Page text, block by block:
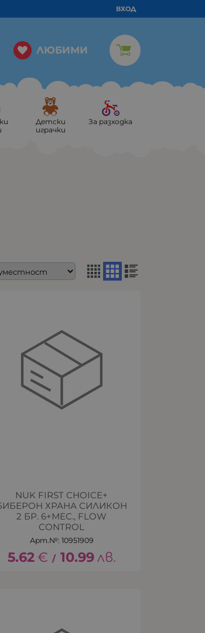
ВХОД
ЛЮБИМИ
Детски
играчки
За разходка
NUK FIRST CHOICE+
ХРАНА СИЛИКОН
2 БР. 6+МЕС., FLOW
CONTROL
Арт.№: 10951909
5.62€ / 10.99лв.